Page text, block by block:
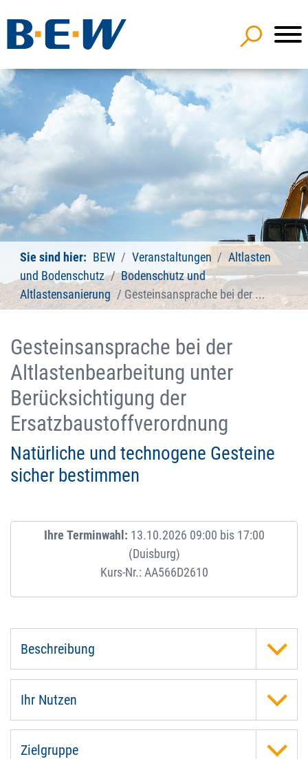
Sie sind hier: BEW Veranstaltungen
Altlasten
und Bodenschutz
Bodenschutz und
Altlastensanierung
Gesteinsansprache bei der ...
Gesteinsansprache bei der
Altlastenbearbeitung unter
Berücksichtigung der
Ersatzbaustoffverordnung
Natürliche und technogene Gesteine
sicher bestimmen
Ihre Terminwahl: 13.10.2026 09:00 bis 17:00
(Duisburg)
Kurs-Nr.: AA566D2610
Beschreibung
Ihr Nutzen
Zielgruppe